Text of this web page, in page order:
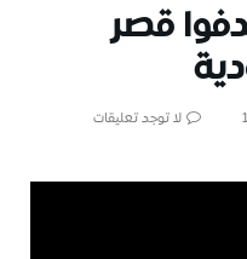
قصر
لا توجد تعليقات